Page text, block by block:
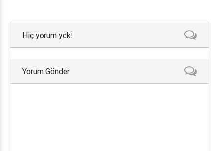
Hiç yorum yok:
Yorum Gönder